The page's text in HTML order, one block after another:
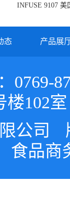
INFUSE 9107 美
态 产品展
0769-
楼102室
公司
食品商